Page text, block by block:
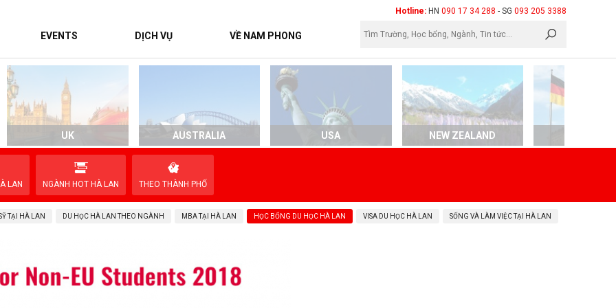
Hotline: HN 090 17 34 288 - SG 093 205 3388
EVENTS DỊCH VỤ VỀ NAM PHONG
UK AUSTRALIA USA NEW ZEALAND
LAN NGÀNH HOT HÀ LAN THEO THÀNH PHỐ
TẠI HÀ LAN DU HỌC HÀ LAN THEO NGÀNH MBA TẠI HÀ LAN HỌC BỔNG DU HỌC HÀ LAN VISA DU HỌC HÀ LAN SỐNG VÀ LÀM VIỆC TẠI HÀ LAN